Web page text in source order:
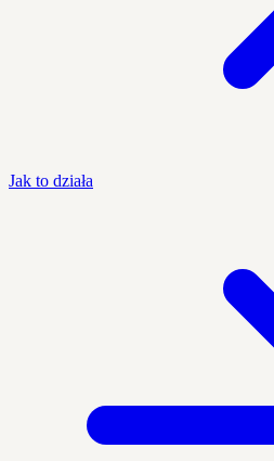
Jak to działa